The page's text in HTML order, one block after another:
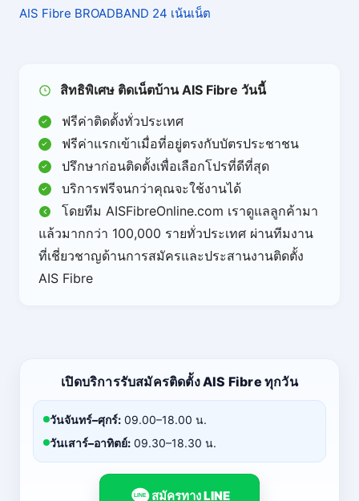
AIS Fibre BROADBAND 24 เน้นเน็ต
สิทธิพิเศษ ติดเน็ตบ้าน AIS Fibre วันนี้
ฟรีค่าติดตั้งทั่วประเทศ
ฟรีค่าแรกเข้าเมื่อที่อยู่ตรงกับบัตรประชาชน
ปรึกษาก่อนติดตั้งเพื่อเลือกโปรที่ดีที่สุด
บริการฟรีจนกว่าคุณจะใช้งานได้
โดยทีม AISFibreOnline.com เราดูแลลูกค้ามา
แล้วมากกว่า 100,000 รายทั่วประเทศ ผ่านทีมงาน
ที่เชี่ยวชาญด้านการสมัครและประสานงานติดตั้ง
AIS Fibre
เปิดบริการรับสมัครติดตั้ง AIS Fibre ทุกวัน
วันจันทร์–ศุกร์: 09.00–18.00 น.
วันเสาร์–อาทิตย์: 09.30–18.30 น.
LINE สมัครทาง LINE